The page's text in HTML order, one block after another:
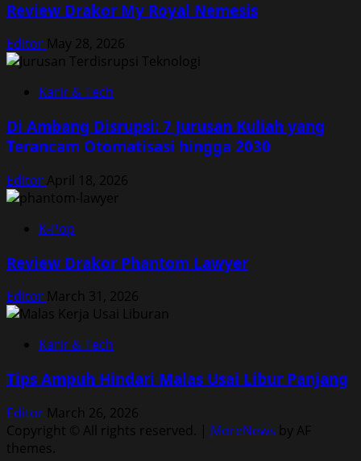
Review Drakor My Royal Nemesis
Editor May 28, 2026
Karir & Tech
Di Ambang Disrupsi: 7 Jurusan Kuliah yang
Terancam Otomatisasi hingga 2030
Editor April 18, 2026
K-Pop
Review Drakor Phantom Lawyer
Editor March 31, 2026
Karir & Tech
Tips Ampuh Hindari Malas Usai Libur Panjang
Editor March 26, 2026
Copyright © All rights reserved. | MoreNews by AF
themes.